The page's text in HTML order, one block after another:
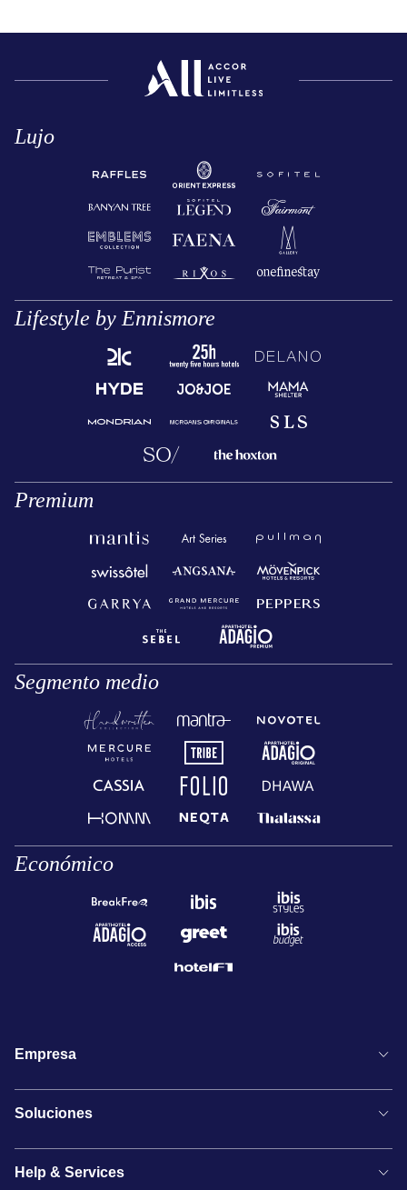
Lujo
Lifestyle by Ennismore
Premium
Segmento medio
Económico
Empresa
Soluciones
Help & Services